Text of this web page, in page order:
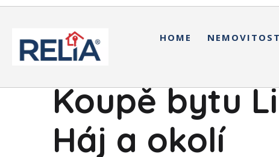
HOME
Koupě bytu
Háj a okolí